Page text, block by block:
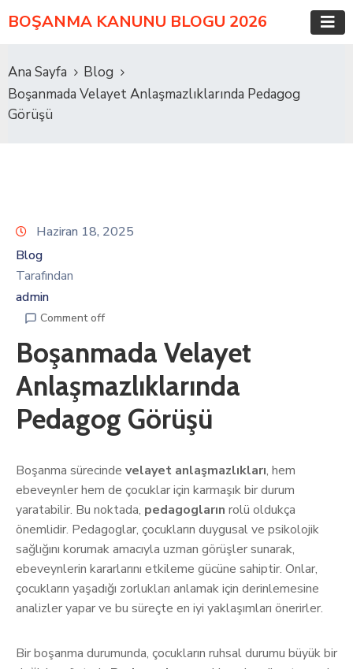
BOŞANMA KANUNU BLOGU 2026
Ana Sayfa
Blog
Boşanmada Velayet Anlaşmazlıklarında Pedagog
Görüşü
Haziran 18, 2025
Blog
Tarafından
admin
Comment off
Boşanmada Velayet
Anlaşmazlıklarında
Pedagog Görüşü
Boşanma sürecinde velayet anlaşmazlıkları, hem
ebeveynler hem de çocuklar için karmaşık bir durum
yaratabilir. Bu noktada, pedagogların rolü oldukça
önemlidir. Pedagoglar, çocukların duygusal ve psikolojik
sağlığını korumak amacıyla uzman görüşler sunarak,
ebeveynlerin kararlarını etkileme gücüne sahiptir. Onlar,
çocukların yaşadığı zorlukları anlamak için derinlemesine
analizler yapar ve bu süreçte en iyi yaklaşımları önerirler.
Bir boşanma durumunda, çocukların ruhsal durumu büyük bir